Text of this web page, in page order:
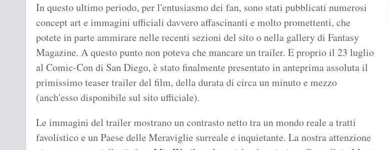
In questo ultimo periodo, per l'entusiasmo dei fan, sono stati pubblicati numerosi
concept art e immagini ufficiali davvero affascinanti e molto promettenti, che
potete in parte ammirare nelle recenti sezioni del sito o nella gallery di Fantasy
Magazine. A questo punto non poteva che mancare un trailer. E proprio il 23 luglio
al Comic-Con di San Diego, è stato finalmente presentato in anteprima assoluta il
primissimo teaser trailer del film, della durata di circa un minuto e mezzo
(anch'esso disponibile sul sito ufficiale).
Le immagini del trailer mostrano un contrasto netto tra un mondo reale a tratti
favolistico e un Paese delle Meraviglie surreale e inquietante. La nostra attenzione